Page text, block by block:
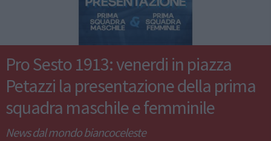
Pro Sesto 1913: venerdi in piazza
Petazzi la presentazione della prima
squadra maschile e femminile
News dal mondo biancoceleste